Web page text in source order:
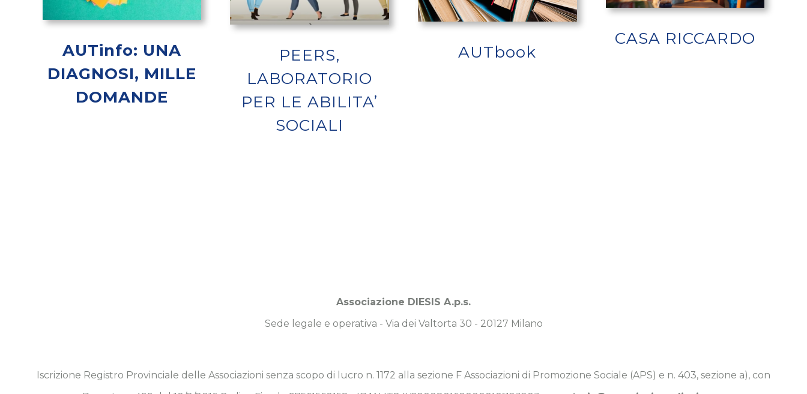
AUTinfo: UNA
DIAGNOSI, MILLE
DOMANDE
PEERS,
LABORATORIO
PER LE ABILITA’
SOCIALI
AUTbook
CASA RICCARDO
Associazione DIESIS A.p.s.
Sede legale e operativa - Via dei Valtorta 30 - 20127 Milano
Iscrizione Registro Provinciale delle Associazioni senza scopo di lucro n. 1172 alla sezione F Associazioni di Promozione Sociale (APS) e n. 403, sezione a), con